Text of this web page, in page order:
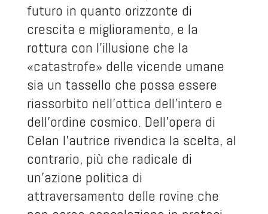
futuro in quanto orizzonte di
crescita e miglioramento, e la
rottura con l’illusione che la
«catastrofe» delle vicende umane
sia un tassello che possa essere
riassorbito nell’ottica dell’intero e
dell’ordine cosmico. Dell’opera di
Celan l’autrice rivendica la scelta, al
contrario, più che radicale di
un’azione politica di
attraversamento delle rovine che